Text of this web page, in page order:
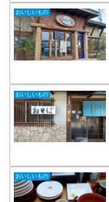
おいしいもの
おいしいもの
おいしいもの